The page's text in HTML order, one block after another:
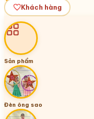
Khách hàng
Sản phẩm
Đèn ông sao